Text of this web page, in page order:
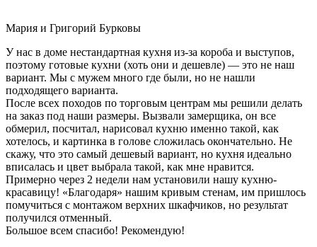
Мария и Григорий Бурковы
У нас в доме нестандартная кухня из-за короба и выступов,
поэтому готовые кухни (хоть они и дешевле) — это не наш
вариант. Мы с мужем много где были, но не нашли
подходящего варианта.
После всех походов по торговым центрам мы решили делать
на заказ под наши размеры. Вызвали замерщика, он все
обмерил, посчитал, нарисовал кухню именно такой, как
хотелось, и картинка в голове сложилась окончательно. Не
скажу, что это самый дешевый вариант, но кухня идеально
вписалась и цвет выбрала такой, как мне нравится.
Примерно через 2 недели нам установили нашу кухню-
красавицу! «Благодаря» нашим кривым стенам, им пришлось
помучиться с монтажом верхних шкафчиков, но результат
получился отменный.
Большое всем спасибо! Рекомендую!